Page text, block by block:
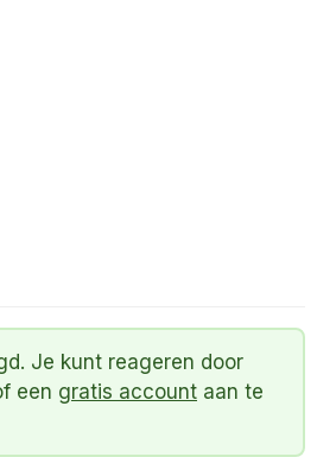
Je kunt reageren door
een gratis account aan te